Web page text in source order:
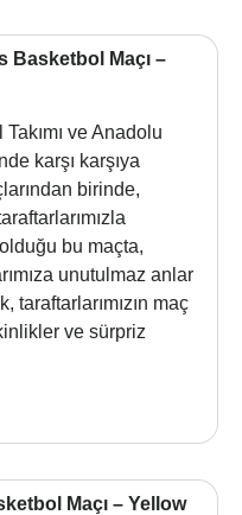
Basketbol Maçı –
ve Anadolu
karşı karşıya
birinde,
bu maçta,
unutulmaz anlar
taraftarlarımızın maç
ve sürpriz
Maçı – Yellow